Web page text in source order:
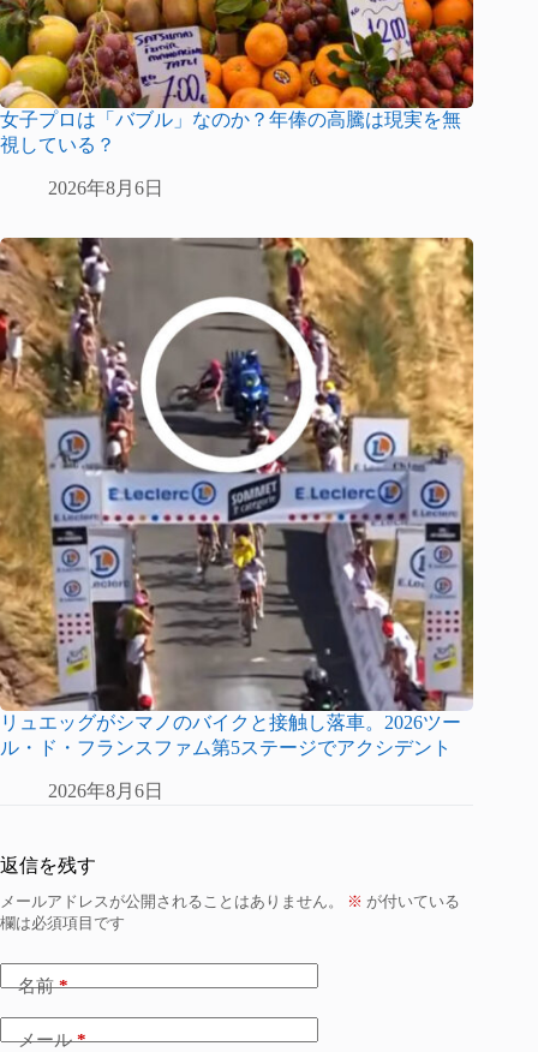
女子プロは「バブル」なのか？年俸の高騰は現実を無
視している？
2026年8月6日
リュエッグがシマノのバイクと接触し落車。2026ツー
ル・ド・フランスファム第5ステージでアクシデント
2026年8月6日
返信を残す
メールアドレスが公開されることはありません。 ※ が付いている
欄は必須項目です
名前*
メール*